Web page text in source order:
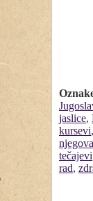
jaslice,
kursevi,
tečajevi
rad,